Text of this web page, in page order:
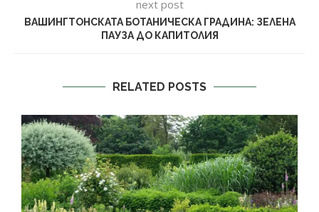
next post
ВАШИНГТОНСКАТА БОТАНИЧЕСКА ГРАДИНА: ЗЕЛЕНА
ПАУЗА ДО КАПИТОЛИЯ
RELATED POSTS